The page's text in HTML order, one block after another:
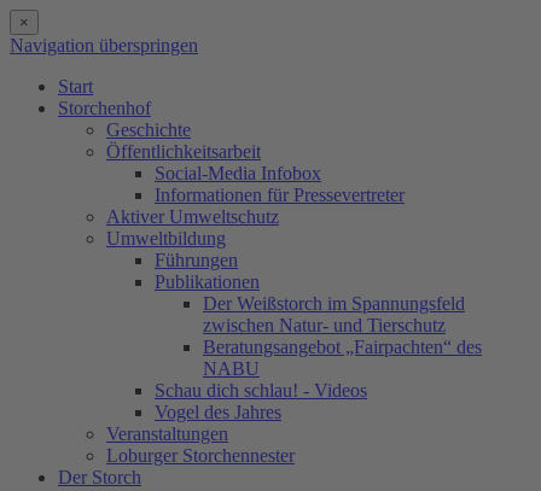
×
Navigation überspringen
Start
Storchenhof
Geschichte
Öffentlichkeitsarbeit
Social-Media Infobox
Informationen für Pressevertreter
Aktiver Umweltschutz
Umweltbildung
Führungen
Publikationen
Der Weißstorch im Spannungsfeld
zwischen Natur- und Tierschutz
Beratungsangebot „Fairpachten“ des
NABU
Schau dich schlau! - Videos
Vogel des Jahres
Veranstaltungen
Loburger Storchennester
Der Storch